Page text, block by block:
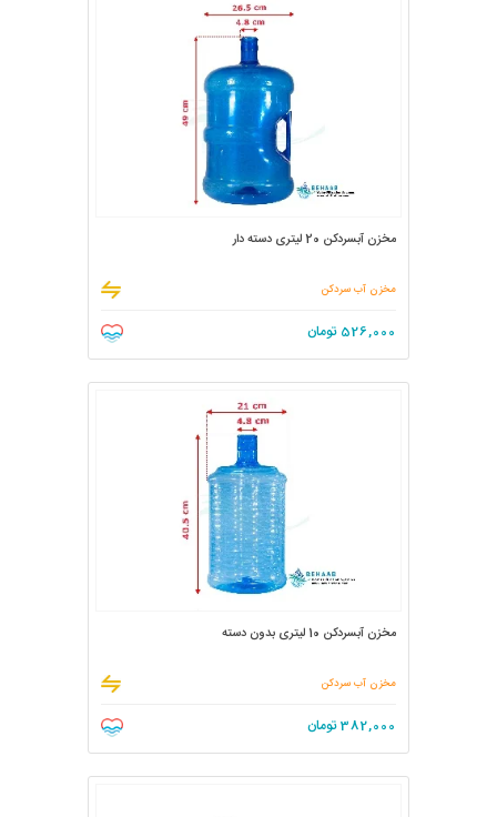
مخزن آبسردکن 20 لیتری دسته دار
مخزن آب سردکن
526,000 تومان
مخزن آبسردکن 10 لیتری بدون دسته
مخزن آب سردکن
382,000تومان